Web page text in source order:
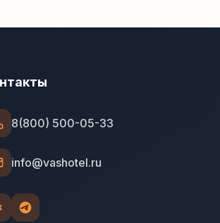
8(800) 500-05-33
info@vashotel.ru